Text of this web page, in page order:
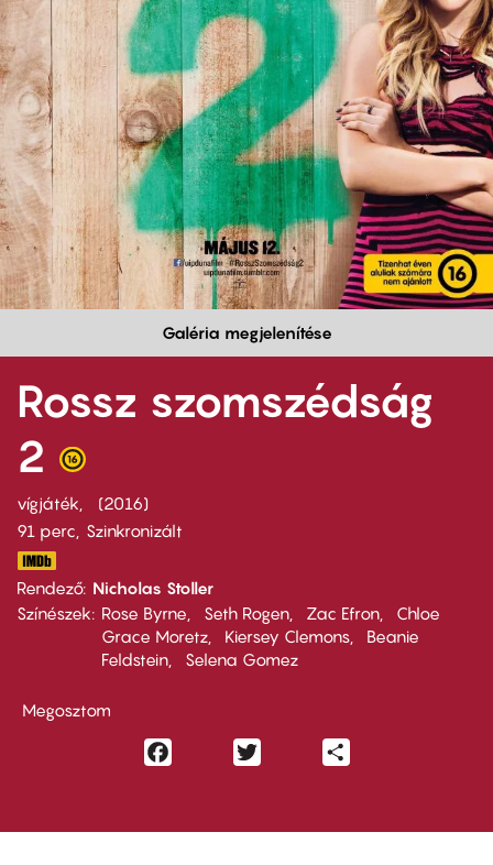
Galéria megjelenítése
Rossz szomszédság
2
vígjáték
2016
91 perc,
Szinkronizált
Rendező Nicholas Stoller
Színészek
Rose Byrne Seth Rogen Zac Efron
Chloe
Grace Moretz
Kiersey Clemons
Beanie
Feldstein
Selena Gomez
Megosztom
Facebook